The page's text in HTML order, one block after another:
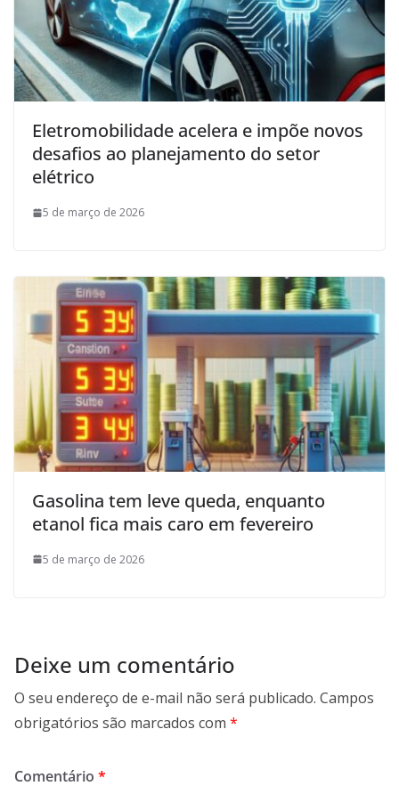
Eletromobilidade acelera e impõe novos
desafios ao planejamento do setor
elétrico
5 de março de 2026
Gasolina tem leve queda, enquanto
etanol fica mais caro em fevereiro
5 de março de 2026
Deixe um comentário
O seu endereço de e-mail não será publicado. Campos
obrigatórios são marcados com *
Comentário *